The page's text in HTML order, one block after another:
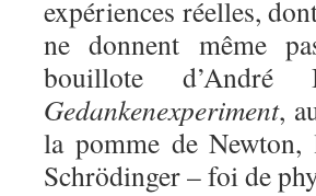
expériences réelles,
ne donnent même
bouillote d’André
Gedankenexperiment,
la pomme de
Schrödinger – foi de